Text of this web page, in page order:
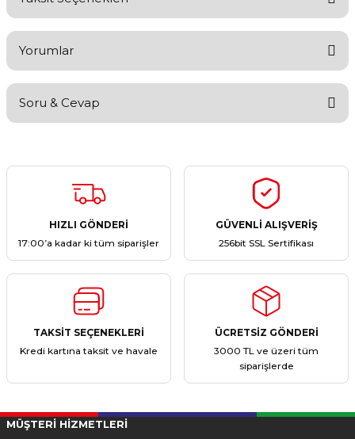
Yorumlar
Yorum Yaz
Soru & Cevap
Ürün hakkında henüz soru sorulmamış.
HIZLI GÖNDERİ
17:00’a kadar ki tüm siparişler
GÜVENLİ ALIŞVERİŞ
256bit SSL Sertifikası
TAKSİT SEÇENEKLERİ
Kredi kartına taksit ve havale
ÜCRETSİZ GÖNDERİ
3000 TL ve üzeri tüm
siparişlerde
MÜŞTERİ HİZMETLERİ